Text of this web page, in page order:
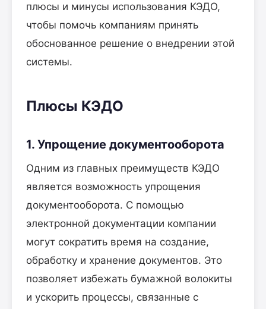
плюсы и минусы использования КЭДО,
чтобы помочь компаниям принять
обоснованное решение о внедрении этой
системы.
Плюсы КЭДО
1. Упрощение документооборота
Одним из главных преимуществ КЭДО
является возможность упрощения
документооборота. С помощью
электронной документации компании
могут сократить время на создание,
обработку и хранение документов. Это
позволяет избежать бумажной волокиты
и ускорить процессы, связанные с